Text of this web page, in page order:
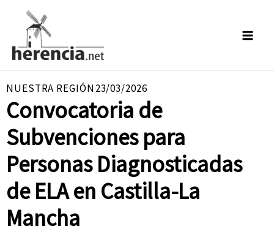
contenido
NUESTRA REGIÓN23/03/2026
Convocatoria de
Subvenciones para
Personas Diagnosticadas
de ELA en Castilla-La
Mancha